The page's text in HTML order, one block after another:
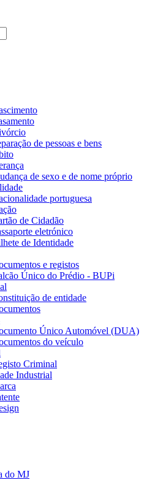
de pessoas e bens
de sexo e de nome próprio
portuguesa
de Cidadão
eletrónico
de Identidade
e registos
Único do Prédio - BUPi
de entidade
Único Automóvel (DUA)
do veículo
Criminal
Industrial
do MJ